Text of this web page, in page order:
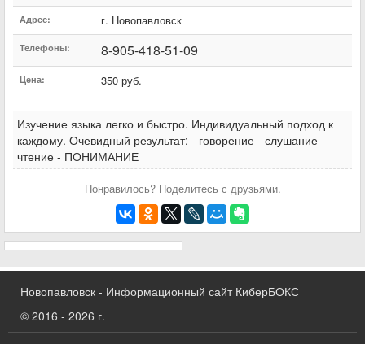
Адрес: г. Новопавловск
Телефоны: 8-905-418-51-09
Цена: 350 руб.
Изучение языка легко и быстро. Индивидуальный подход к
каждому. Очевидный результат: - говорение - слушание -
чтение - ПОНИМАНИЕ
Понравилось? Поделитесь с друзьями.
Новопавловск - Информационный сайт КиберБОКС
© 2016 - 2026 г.